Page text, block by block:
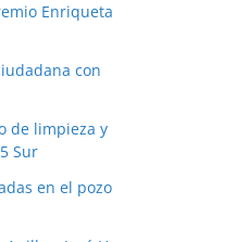
Enriqueta
con
de limpieza y
Sur
en el pozo